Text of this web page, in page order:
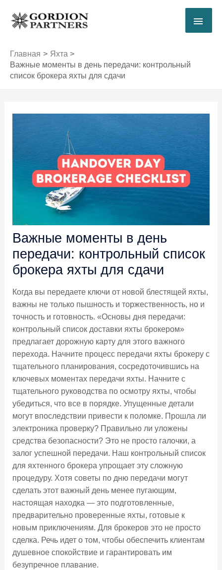
содержимому
Главная
Яхта
Важные моменты в день передачи: контрольный
список брокера яхты для сдачи
Важные моменты в день
передачи: контрольный список
брокера яхты для сдачи
Когда вы передаете ключи от новой блестящей яхты,
важны не только пышность и торжественность, но и
точность и готовность. «Основы дня передачи:
контрольный список доставки яхты брокером»
предлагает дорожную карту для этого важного
перехода. Начните процесс передачи яхты брокеру с
тщательного планирования, сосредоточившись на
ключевых моментах передачи яхты. Начните с
тщательного руководства по осмотру яхты, чтобы
убедиться, что все в порядке. Упущенные детали
могут впоследствии привести к поломке. Прошла ли
электроника проверку? Правильно ли уложены
средства безопасности? Это не просто галочки, а
залог успешной передачи. Наш контрольный список
для яхтенного брокера упрощает эту сложную
процедуру. Хотя советы по дню передачи могут
сделать этот важный день менее пугающим,
настоящая находка — это подготовленные,
предварительно проверенные яхты, готовые к
новым приключениям. Для брокеров это не просто
сделка. Речь идет о том, чтобы обеспечить клиентам
душевное спокойствие и гарантировать им
безупречное плавание.